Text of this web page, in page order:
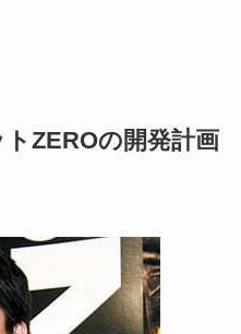
ZEROの開発計画